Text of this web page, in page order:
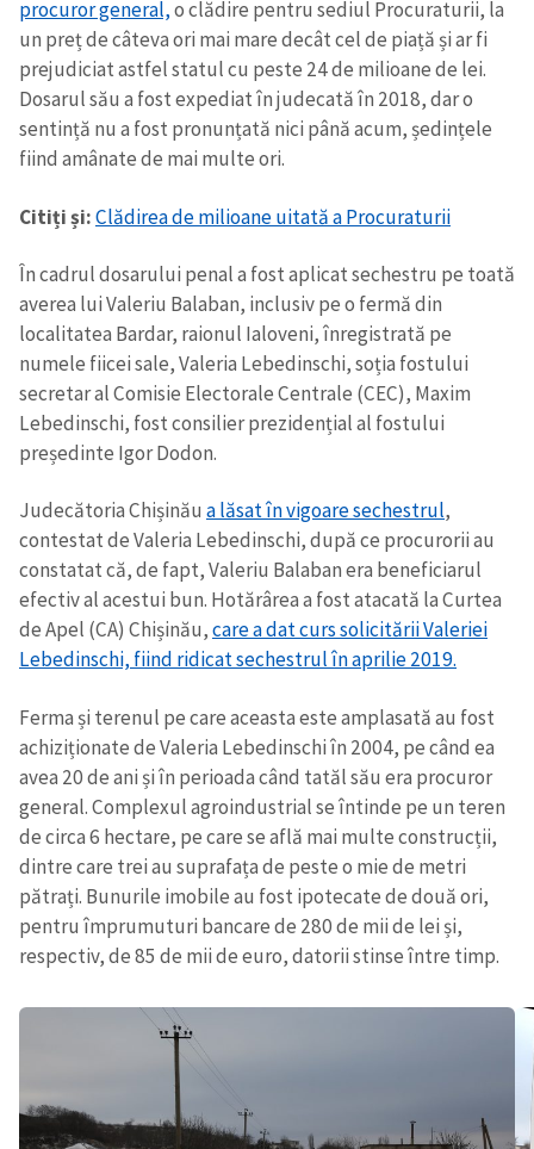
procuror general,o clădire pentru sediul Procuraturii, la
un preț de câteva ori mai mare decât cel de piață și ar fi
prejudiciat astfel statul cu peste 24 de milioane de lei.
Dosarul său a fost expediat în judecată în 2018, dar o
sentință nu a fost pronunțată nici până acum, ședințele
fiind amânate de mai multe ori.
Citiți și:Clădirea de milioane uitată a Procuraturii
În cadrul dosarului penal a fost aplicat sechestru pe toată
averea lui Valeriu Balaban, inclusiv pe o fermă din
localitatea Bardar, raionul Ialoveni, înregistrată pe
numele fiicei sale, Valeria Lebedinschi, soția fostului
secretar al Comisie Electorale Centrale (CEC), Maxim
Lebedinschi, fost consilier prezidențial al fostului
președinte Igor Dodon.
Judecătoria Chișinău a lăsat în vigoare sechestrul,
contestat de Valeria Lebedinschi, după ce procurorii au
constatat că, de fapt, Valeriu Balaban era beneficiarul
efectiv al acestui bun. Hotărârea a fost atacată la Curtea
de Apel (CA) Chișinău,care a dat curs solicitării Valeriei
Lebedinschi, fiind ridicat sechestrul în aprilie 2019.
Ferma și terenul pe care aceasta este amplasată au fost
achiziționate de Valeria Lebedinschi în 2004, pe când ea
avea 20 de ani și în perioada când tatăl său era procuror
general. Complexul agroindustrial se întinde pe un teren
de circa 6 hectare, pe care se află mai multe construcții,
dintre care trei au suprafața de peste o mie de metri
pătrați. Bunurile imobile au fost ipotecate de două ori,
pentru împrumuturi bancare de 280 de mii de lei și,
respectiv, de 85 de mii de euro, datorii stinse între timp.